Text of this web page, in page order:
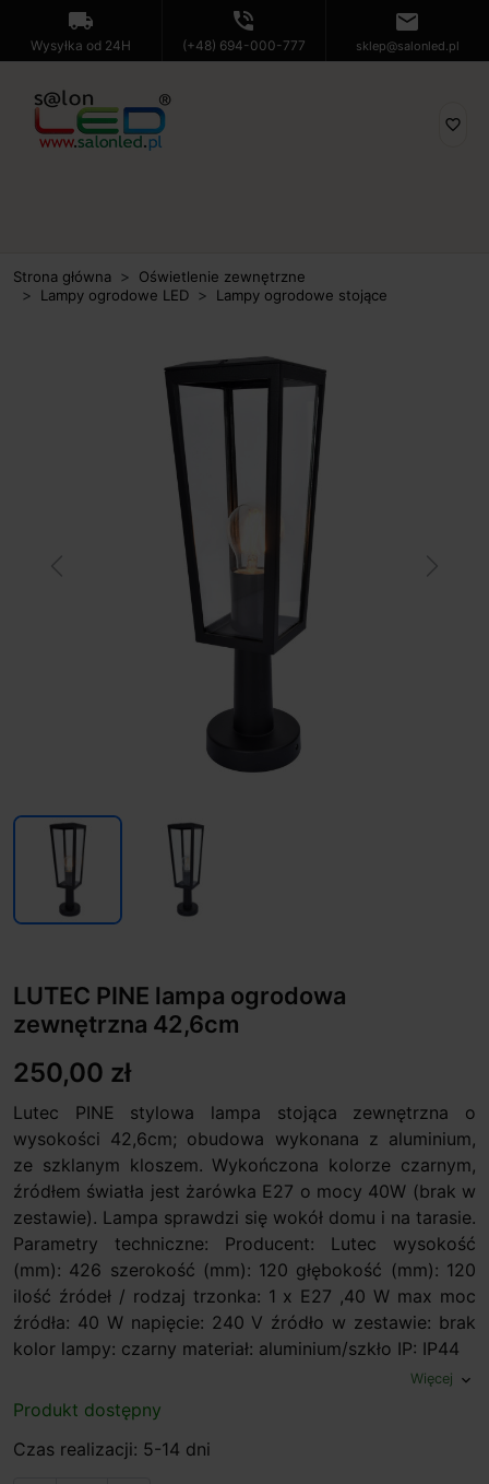
local_shipping
Wysyłka od 24H
phone_in_talk
(+48) 694-000-777
mail
sklep@salonled.pl
favorite_border
Strona główna
Oświetlenie zewnętrzne
Lampy ogrodowe LED
Lampy ogrodowe stojące
LUTEC PINE lampa ogrodowa
zewnętrzna 42,6cm
250,00 zł
Lutec PINE stylowa lampa stojąca zewnętrzna o
wysokości 42,6cm; obudowa wykonana z aluminium,
ze szklanym kloszem. Wykończona kolorze czarnym,
źródłem światła jest żarówka E27 o mocy 40W (brak w
zestawie). Lampa sprawdzi się wokół domu i na tarasie.
Parametry techniczne: Producent: Lutec wysokość
(mm): 426 szerokość (mm): 120 głębokość (mm): 120
ilość źródeł / rodzaj trzonka: 1 x E27 ,40 W max moc
źródła: 40 W napięcie: 240 V źródło w zestawie: brak
kolor lampy: czarny materiał: aluminium/szkło IP: IP44
Więcej expand_more
Produkt dostępny
Czas realizacji: 5-14 dni